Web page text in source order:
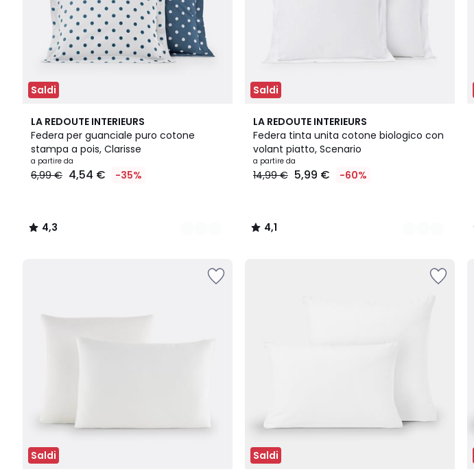
Saldi
LA REDOUTE INTERIEURS
Federa per guanciale puro cotone
stampa a pois, Clarisse
a partire da
6,99 € 4,54 € -35%
4,3
/ 5
5
Colori
4,3
/
Saldi
LA REDOUTE INTERIEURS
Federa tinta unita cotone biologico con
volant piatto, Scenario
a partire da
14,99 € 5,99 € -60%
4,1
/ 5
9
Colori
4,1
/
Saldi Saldi